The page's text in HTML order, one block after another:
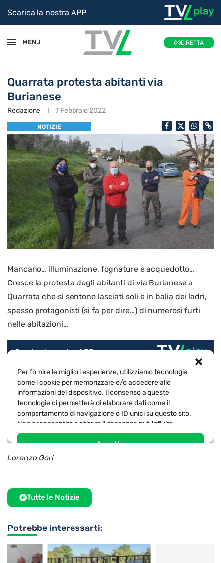
Scarica la nostra APP
MENU DIRETTA
Quarrata protesta abitanti via
Burianese
Redazione 7 Febbraio 2022
NOTIZIE
Mancano… illuminazione, fognature e acquedotto…
Cresce la protesta degli abitanti di via Burianese a
Quarrata che si sentono lasciati soli e in balia dei ladri,
spesso protagonisti (si fa per dire…) di numerosi furti
nelle abitazioni…
Lorenzo Gori
Tutte le Notizie
Potrebbe interessarti: